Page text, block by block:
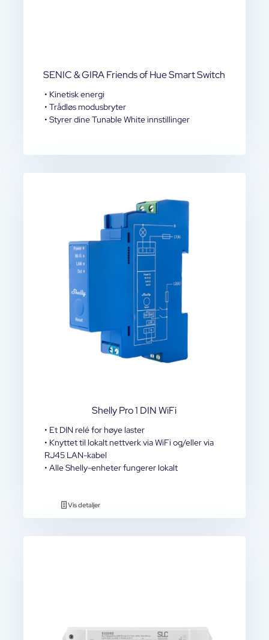
SENIC & GIRA Friends of Hue Smart Switch
• Kinetisk energi
• Trådløs modusbryter
• Styrer dine Tunable White innstillinger
Shelly Pro 1 DIN WiFi
• Et DIN relé for høye laster
• Knyttet til lokalt nettverk via WiFi og/eller via
RJ45 LAN-kabel
• Alle Shelly-enheter fungerer lokalt
Vis detaljer